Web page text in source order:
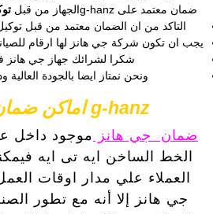
ضمان معتمد على g-hanzالجهاز من قبل
التاكد من ان الضمان معتمد من قبل
يجب ان تكون شركة جي هانز لها ارقام
شكرا لشرائك جهاز جي هانز
ونحن نمتاز ايضا بالجودة العالية
g-hanz اماكن ضمان جي هانز
ضمان جي هانز موجود داخل
الخط الساخن ايه تى ايه
العملاء علي مدار اوقات
جي هانز إلا أنه مع تطور